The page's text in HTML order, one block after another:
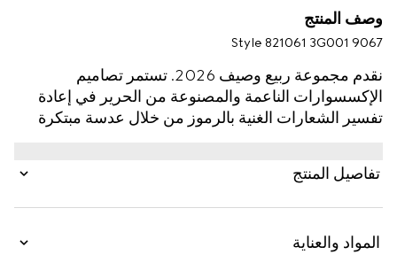
وصف المنتج
Style ‎821061 3G001 9067
نقدم مجموعة ربيع وصيف 2026. تستمر تصاميم
الإكسسوارات الناعمة والمصنوعة من الحرير في إعادة
تفسير الشعارات الغنية بالرموز من خلال عدسة مبتكرة
Gucci Flora على كامل القماش.
تفاصيل المنتج
المواد والعناية